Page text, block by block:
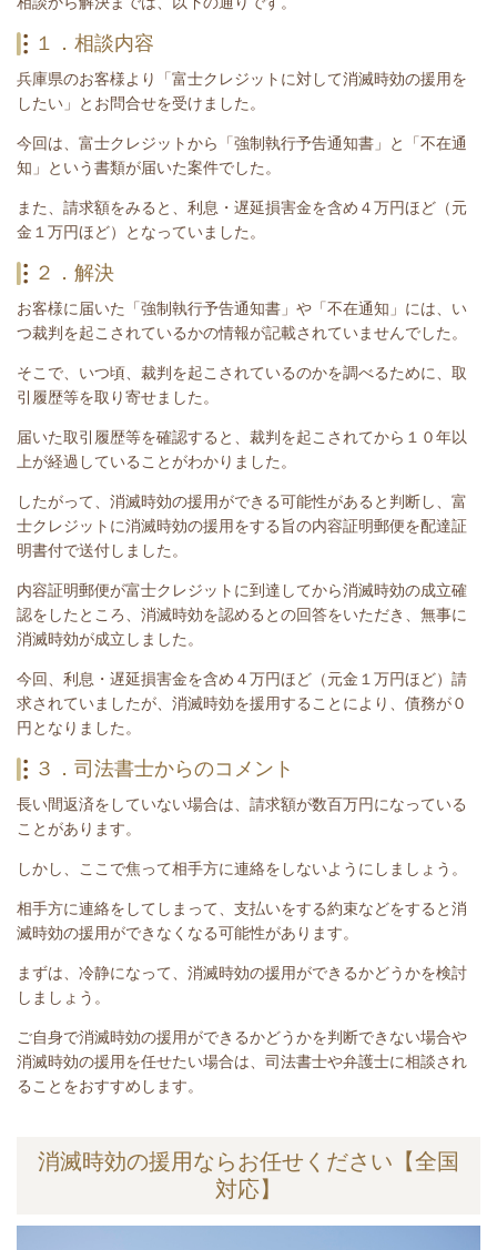
１．相談内容
兵庫県のお客様より「富士クレジットに対して消滅時効の援用を
したい」とお問合せを受けました。
今回は、富士クレジットから「強制執行予告通知書」と「不在通
知」という書類が届いた案件でした。
また、請求額をみると、利息・ 遅延損害金を含め４万円ほど （元
金１万円ほど）
となっていました。
２．解決
お客様に届いた
「強制執行予告通知書」や「不在通知」には、い
つ裁判を起こされているかの情報が記載されていませんでした。
そこで、いつ頃、裁判を起こされているのかを調べるために、取
引履歴等を取り寄せました。
届いた取引履歴等を確認すると、裁判を起こされてから１０年以
上が経過していることがわかりました。
したがって、消滅時効の援用ができる可能性があると判断し、富
士クレジットに消滅時効の援用をする旨の内容証明郵便を配達証
明書付で送付しました。
内容証明郵便が富士クレジットに到達してから消滅時効の成立確
認をしたところ、消滅時効を認めるとの回答をいただき、無事に
消滅時効が成立しました。
今回、 利息・ 遅延損害金を含め４万円ほど （元金１万円ほど） 請
求されていましたが、消滅時効を援用することにより、債務が０
円となりました。
３．司法書士からのコメント
長い間返済をしていない場合は、請求額が数百万円になっている
ことがあります。
しかし、ここで焦って相手方に連絡をしないようにしましょう。
相手方に連絡をしてしまって、支払いをする約束などをすると消
滅時効の援用ができなくなる可能性があります。
まずは、 冷静になって、消滅時効の援用ができるかどうかを検討
しましょう。
ご自身で消滅時効の援用ができるかどうかを判断できない場合や
消滅時効の援用を任せたい場合は、司法書士や弁護士に相談され
ることをおすすめします。
消滅時効の援用ならお任せください【全国
対応】